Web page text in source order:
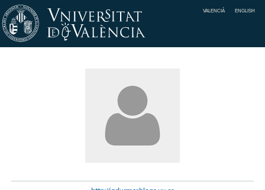
VALENCIÀ ENGLISH